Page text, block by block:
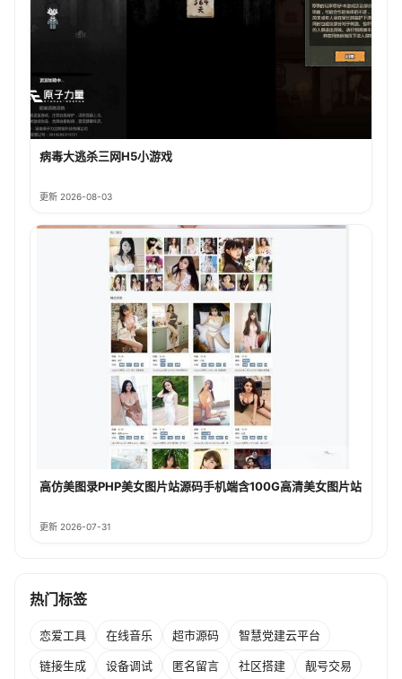
病毒大逃杀三网H5小游戏
更新 2026-08-03
高仿美图录PHP美女图片站源码手机端含100G高清美女图片站
更新 2026-07-31
热门标签
恋爱工具 在线音乐 超市源码 智慧党建云平台
链接生成 设备调试 匿名留言 社区搭建 靓号交易